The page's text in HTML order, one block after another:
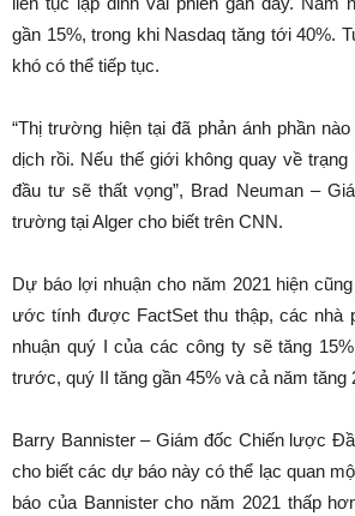
gần 15%, trong khi Nasdaq tăng tới 40%.
khó có thể tiếp tục.
“Thị trường hiện tại đã phản ánh phần
dịch rồi. Nếu thế giới không quay về
đầu tư sẽ thất vọng”, Brad Neuman –
trường tại Alger cho biết trên CNN.
Dự báo lợi nhuận cho năm 2021 hiện
ước tính được FactSet thu thập, các nhà
nhuận quý I của các công ty sẽ tăng
trước, quý II tăng gần 45% và cả năm tăng
Barry Bannister – Giám đốc Chiến lược
cho biết các dự báo này có thể lạc quan
báo của Bannister cho năm 2021 thấp